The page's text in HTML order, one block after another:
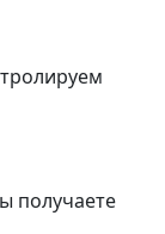
получаете